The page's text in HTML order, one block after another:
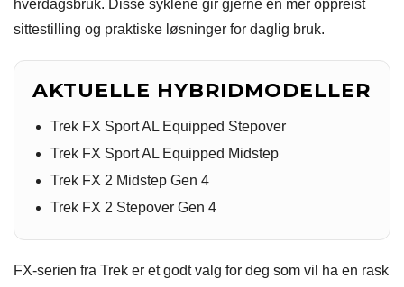
hverdagsbruk. Disse syklene gir gjerne en mer oppreist
sittestilling og praktiske løsninger for daglig bruk.
AKTUELLE HYBRIDMODELLER
Trek FX Sport AL Equipped Stepover
Trek FX Sport AL Equipped Midstep
Trek FX 2 Midstep Gen 4
Trek FX 2 Stepover Gen 4
FX-serien fra Trek er et godt valg for deg som vil ha en rask